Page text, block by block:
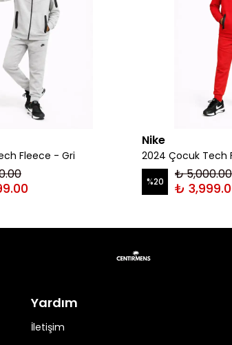
Fleece - Gri
Nike
2024 Çocuk Tech
%20 ₺ 5,000.00
₺
Yardım
İletişim